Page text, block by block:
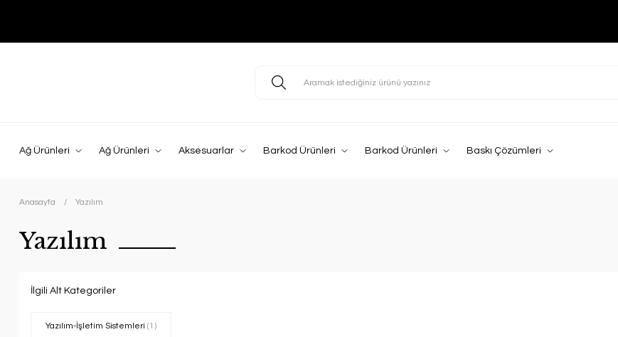
Ağ Ürünleri Ağ Ürünleri Aksesuarlar Barkod Ürünleri Barkod Ürünleri Baskı Çözümleri
Anasayfa Yazılım
Yazılım
İlgili Alt Kategoriler
Yazılım-İşletim Sistemleri (1)